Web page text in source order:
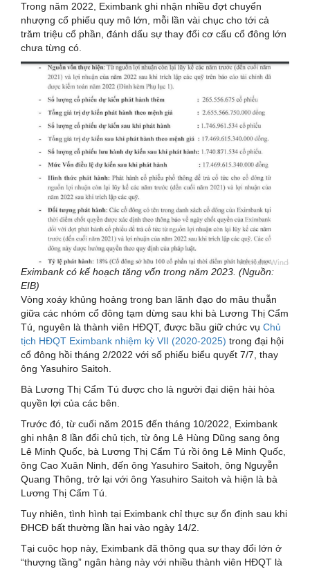
Trong năm 2022, Eximbank ghi nhận nhiều đợt chuyển
nhượng cổ phiếu quy mô lớn, mỗi lần vài chục cho tới cả
trăm triệu cổ phần, đánh dấu sự thay đổi cơ cấu cổ đông lớn
chưa từng có.
Eximbank có kế hoạch tăng vốn trong năm 2023. (Nguồn:
EIB)
Vòng xoáy khủng hoảng trong ban lãnh đạo do mâu thuẫn
giữa các nhóm cổ đông tạm dừng sau khi bà Lương Thị Cẩm
Tú, nguyên là thành viên HĐQT, được bầu giữ chức vụ Chủ
tịch HĐQT Eximbank nhiệm kỳ VII (2020-2025) trong đại hội
cổ đông hồi tháng 2/2022 với số phiếu biểu quyết 7/7, thay
ông Yasuhiro Saitoh.
Bà Lương Thị Cẩm Tú được cho là người đại diện hài hòa
quyền lợi của các bên.
Trước đó, từ cuối năm 2015 đến tháng 10/2022, Eximbank
ghi nhận 8 lần đổi chủ tịch, từ ông Lê Hùng Dũng sang ông
Lê Minh Quốc, bà Lương Thị Cẩm Tú rồi ông Lê Minh Quốc,
ông Cao Xuân Ninh, đến ông Yasuhiro Saitoh, ông Nguyễn
Quang Thông, trở lại với ông Yasuhiro Saitoh và hiện là bà
Lương Thị Cẩm Tú.
Tuy nhiên, tình hình tại Eximbank chỉ thực sự ổn định sau khi
ĐHCĐ bất thường lần hai vào ngày 14/2.
Tại cuộc họp này, Eximbank đã thông qua sự thay đổi lớn ở
“thượng tầng” ngân hàng này với nhiều thành viên HĐQT là